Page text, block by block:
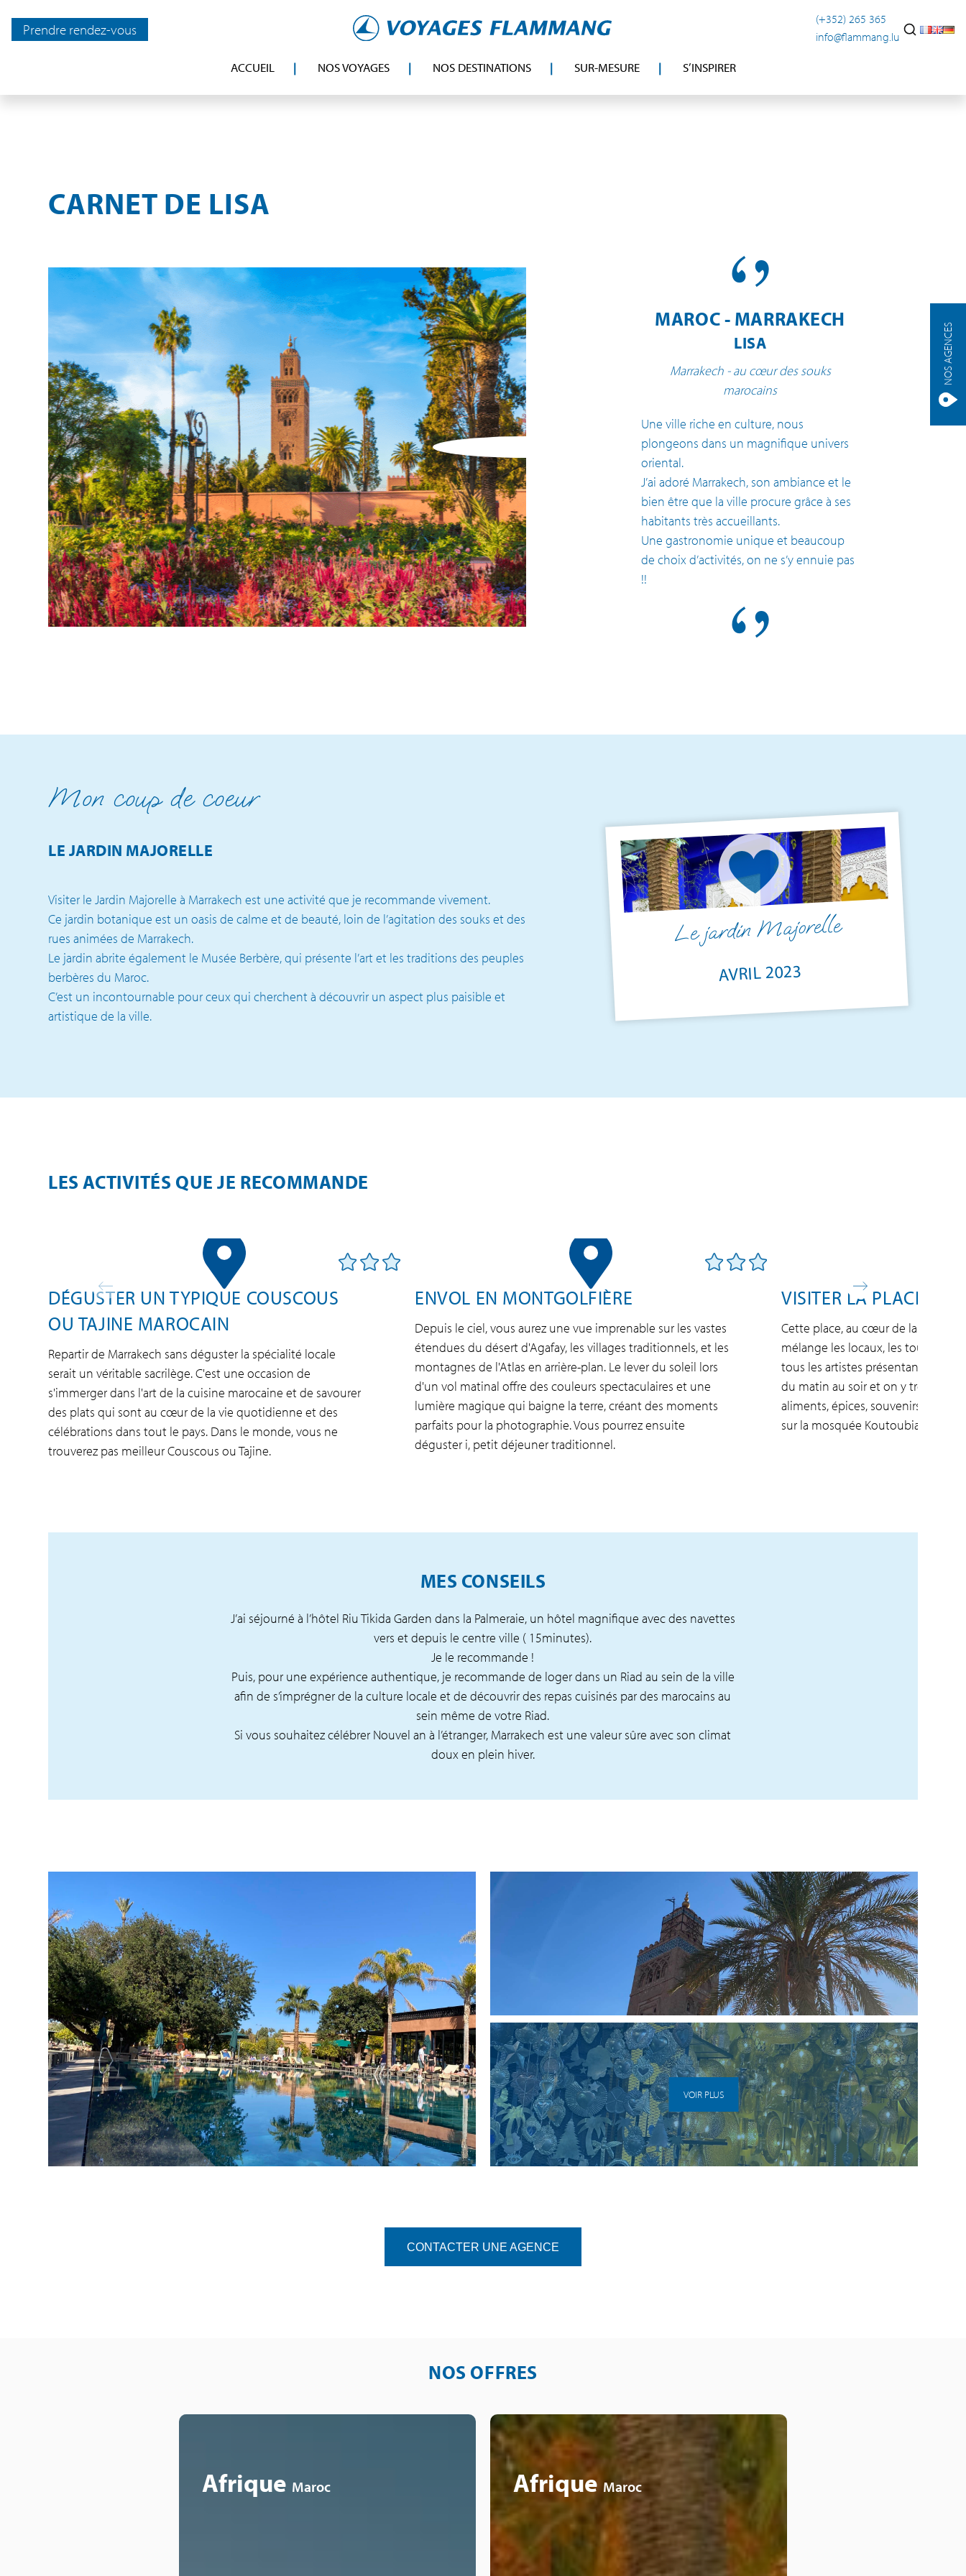
Prendre rendez-vous
(+352) 265 365
info@flammang.lu
NOS AGENCES
ACCUEIL NOS VOYAGES NOS DESTINATIONS SUR-MESURE S’INSPIRER
CARNET DE LISA
MAROC - MARRAKECH
LISA
Marrakech - au cœur des souks
marocains
Une ville riche en culture, nous
plongeons dans un magnifique univers
oriental.
J’ai adoré Marrakech, son ambiance et le
bien être que la ville procure grâce à ses
habitants très accueillants.
Une gastronomie unique et beaucoup
de choix d’activités, on ne s’y ennuie pas
!!
Mon coup de coeur
LE JARDIN MAJORELLE
Visiter le Jardin Majorelle à Marrakech est une activité que je recommande vivement.
Ce jardin botanique est un oasis de calme et de beauté, loin de l’agitation des souks et des
rues animées de Marrakech.
Le jardin abrite également le Musée Berbère, qui présente l’art et les traditions des peuples
berbères du Maroc.
C’est un incontournable pour ceux qui cherchent à découvrir un aspect plus paisible et
artistique de la ville.
Le jardin Majorelle
AVRIL 2023
LES ACTIVITÉS QUE JE RECOMMANDE
DÉGUSTER UN TYPIQUE COUSCOUS
OU TAJINE MAROCAIN
Repartir de Marrakech sans déguster la spécialité locale
serait un véritable sacrilège. C'est une occasion de
s'immerger dans l'art de la cuisine marocaine et de savourer
des plats qui sont au cœur de la vie quotidienne et des
célébrations dans tout le pays. Dans le monde, vous ne
trouverez pas meilleur Couscous ou Tajine.
ENVOL EN MONTGOLFIÈRE
Depuis le ciel, vous aurez une vue imprenable sur les vastes
étendues du désert d'Agafay, les villages traditionnels, et les
montagnes de l'Atlas en arrière-plan. Le lever du soleil lors
d'un vol matinal offre des couleurs spectaculaires et une
lumière magique qui baigne la terre, créant des moments
parfaits pour la photographie. Vous pourrez ensuite
déguster i, petit déjeuner traditionnel.
VISITER LA PLACE
Cette place, au cœur de la ville,
mélange les locaux, les touristes,
tous les artistes présentant leurs
du matin au soir et on y trouve
aliments, épices, souvenirs. Elle
sur la mosquée Koutoubia.
MES CONSEILS
J’ai séjourné à l’hôtel Riu Tikida Garden dans la Palmeraie, un hôtel magnifique avec des navettes
vers et depuis le centre ville ( 15minutes).
Je le recommande !
Puis, pour une expérience authentique, je recommande de loger dans un Riad au sein de la ville
afin de s’imprégner de la culture locale et de découvrir des repas cuisinés par des marocains au
sein même de votre Riad.
Si vous souhaitez célébrer Nouvel an à l’étranger, Marrakech est une valeur sûre avec son climat
doux en plein hiver.
VOIR PLUS
CONTACTER UNE AGENCE
NOS OFFRES
Afrique Maroc Afrique Maroc